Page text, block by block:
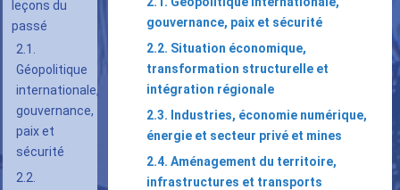
leçons du
passé
2.1.
Géopolitique
internationale,
gouvernance,
paix et
sécurité
2.2.
gouvernance, paix et sécurité
2.2. Situation économique,
transformation structurelle et
intégration régionale
2.3. Industries, économie numérique,
énergie et secteur privé et mines
2.4. Aménagement du territoire,
infrastructures et transports